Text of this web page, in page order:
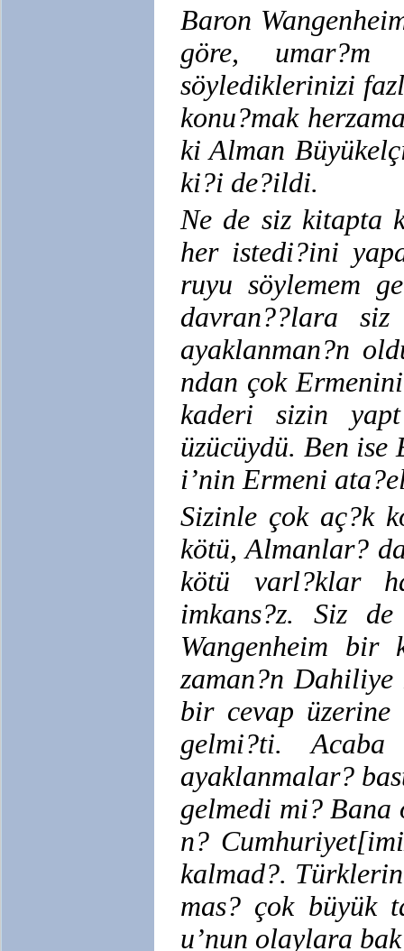
Baron
göre, umar?m
söylediklerinizi
konu?mak
ki Alman
ki?i de?ildi.
Ne de siz kitapta
her istedi?ini
ruyu söylemem
davran??lara
ayaklanman?n
ndan çok
kaderi sizin
üzücüydü. Ben
i’nin Ermeni
Sizinle çok aç?k
kötü, Almanlar?
kötü varl?klar
imkans?z. Siz
Wangenheim bir
zaman?n
bir cevap
gelmi?ti.
ayaklanmalar?
gelmedi mi?
n?
kalmad?.
mas? çok büyük
u’nun olaylara